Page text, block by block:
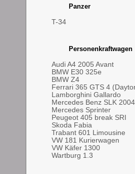
Panzer
T-34
Personenkraftwagen
Audi A4 2005 Avant
BMW E30 325e
BMW Z4
Ferrari 365 GTS 4
Lamborghini Gallardo
Mercedes Benz SLK
Mercedes Sprinter
Peugeot 405 break SRI
Skoda Fabia
Trabant 601 Limousine
VW 181 Kurierwagen
VW Käfer 1300
Wartburg 1.3